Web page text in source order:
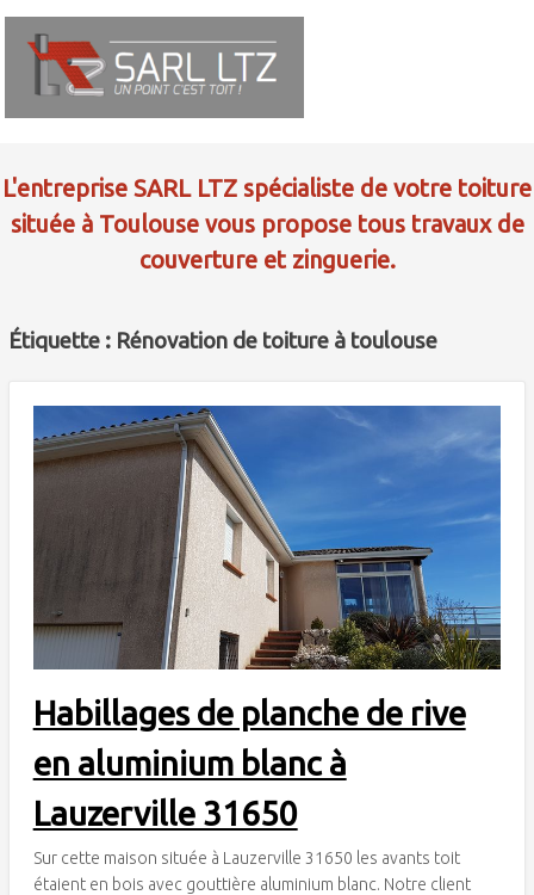
L'entreprise SARL LTZ spécialiste de votre toiture
située à Toulouse vous propose tous travaux de
couverture et zinguerie.
Étiquette : Rénovation de toiture à toulouse
Habillages de planche de rive
en aluminium blanc à
Lauzerville 31650
Sur cette maison située à Lauzerville 31650 les avants toit
étaient en bois avec gouttière aluminium blanc. Notre client